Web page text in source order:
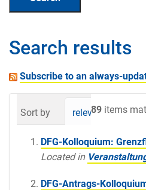
Search results
Subscribe to an always-
89 items
Sort by relevance
DFG-Kolloquium:
Located in
DFG-Antrags-